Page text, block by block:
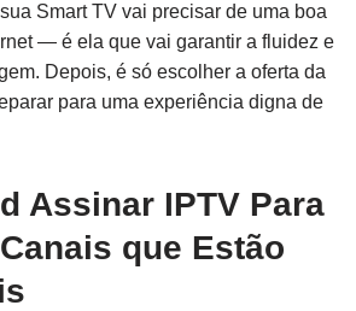
Smart TV vai precisar de uma boa
— é ela que vai garantir a fluidez e
Depois, é só escolher a oferta da
para uma experiência digna de
Assinar IPTV Para
que Estão